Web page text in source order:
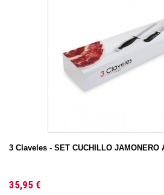
3 Claveles - SET CUCHILLO JAMONERO
35,95 €